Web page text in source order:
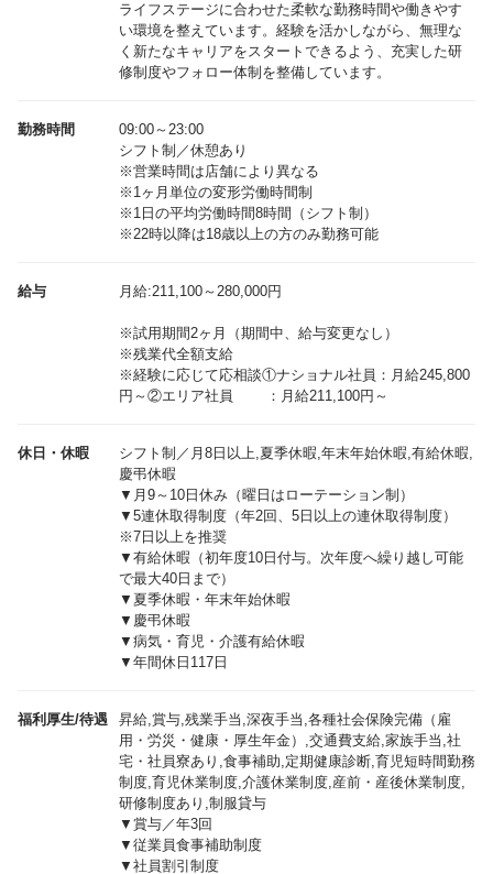
ライフステージに合わせた柔軟な勤務時間や働きやす
い環境を整えています。経験を活かしながら、無理な
く新たなキャリアをスタートできるよう、充実した研
修制度やフォロー体制を整備しています。
勤務時間
09:00～23:00
シフト制／休憩あり
※営業時間は店舗により異なる
※1ヶ月単位の変形労働時間制
※1日の平均労働時間8時間（シフト制）
※22時以降は18歳以上の方のみ勤務可能
給与 月給:211,100～280,000円
※試用期間2ヶ月（期間中、給与変更なし）
※残業代全額支給
※経験に応じて応相談①ナショナル社員：月給245,800
休日・休暇
シフト制／月8日以上,夏季休暇,年末年始休暇,有給休暇,
慶弔休暇
▼月9～10日休み（曜日はローテーション制）
▼5連休取得制度（年2回、5日以上の連休取得制度）
※7日以上を推奨
▼有給休暇（初年度10日付与。次年度へ繰り越し可能
で最大40日まで）
▼夏季休暇・年末年始休暇
▼慶弔休暇
▼病気・育児・介護有給休暇
▼年間休日117日
福利厚生/待遇
昇給,賞与,残業手当,深夜手当,各種社会保険完備（雇
用・労災・健康・厚生年金）,交通費支給,家族手当,社
宅・社員寮あり,食事補助,定期健康診断,育児短時間勤務
制度,育児休業制度,介護休業制度,産前・産後休業制度,
研修制度あり,制服貸与
▼賞与／年3回
▼従業員食事補助制度
▼社員割引制度